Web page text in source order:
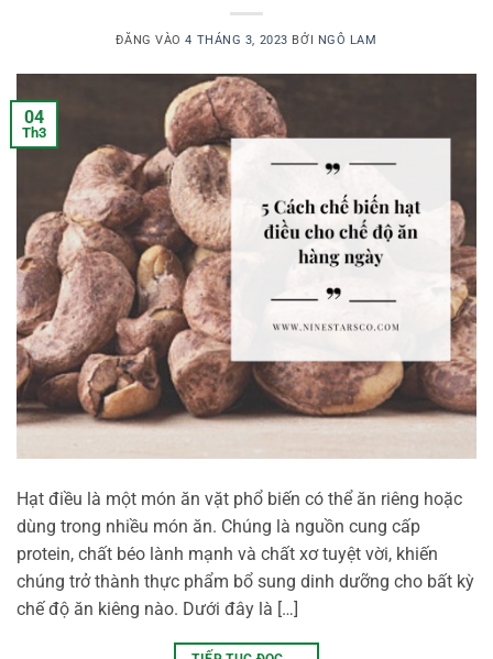
ĐĂNG VÀO4 THÁNG 3, 2023 BỞI NGÔ LAM
04
Th3
Hạt điều là một món ăn vặt phổ biến có thể ăn riêng hoặc
dùng trong nhiều món ăn. Chúng là nguồn cung cấp
protein, chất béo lành mạnh và chất xơ tuyệt vời, khiến
chúng trở thành thực phẩm bổ sung dinh dưỡng cho bất kỳ
chế độ ăn kiêng nào. Dưới đây là […]